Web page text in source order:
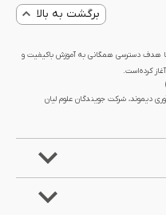
برگشت به بالا
با هدف دسترسی همگانی به آموزش باکیفیت و
دیموند، شرکت جویندگان علوم لیان